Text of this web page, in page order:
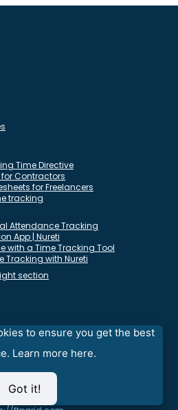
to ensure you get the best
Learn more here.
Got it!
Time Directive
Contractors
for Freelancers
tracking
Attendance Tracking
App | Nureti
with a Time Tracking Tool
Tracking with Nureti
section
DanskEspañolFrançaisItaliano
Română
FTP cloud hosting with SFTP, FTPS,
sister company ftpGrid at